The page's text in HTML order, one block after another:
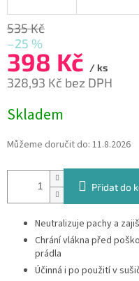
535 Kč
–25 %
398 Kč / ks
328,93 Kč bez DPH
cena:
Skladem
Můžeme doručit do: 11.8.2026
Přidat do
Neutralizuje pachy a
Chrání vlákna před
prádla
Účinná i po použití v